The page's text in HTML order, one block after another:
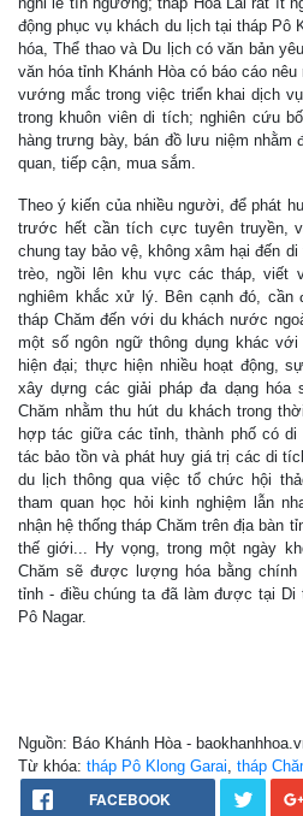
động phục vụ khách du lịch tại tháp Pô
hóa, Thể thao và Du lịch có văn bản
văn hóa tỉnh Khánh Hòa có báo cáo
vướng mắc trong việc triển khai dịch
trong khuôn viên di tích; nghiên cứu
hàng trưng bày, bán đồ lưu niệm nhằm
quan, tiếp cận, mua sắm.
Theo ý kiến của nhiều người, để phát
trước hết cần tích cực tuyên truyền,
chung tay bảo vệ, không xâm hại đến
trèo, ngồi lên khu vực các tháp, viết
nghiêm khắc xử lý. Bên cạnh đó, cần
tháp Chăm đến với du khách nước
một số ngôn ngữ thông dụng khác
hiện đại; thực hiện nhiều hoạt động,
xây dựng các giải pháp đa dạng hóa
Chăm nhằm thu hút du khách trong
hợp tác giữa các tỉnh, thành phố có di
tác bảo tồn và phát huy giá trị các di
du lịch thông qua việc tổ chức hội
tham quan học hỏi kinh nghiệm lẫn
nhận hệ thống tháp Chăm trên địa bàn
thế giới... Hy vọng, trong một ngày
Chăm sẽ được lượng hóa bằng chính
tỉnh - điều chúng ta đã làm được tại Di
Pô Nagar.
Nguồn: Báo Khánh Hòa -
Từ khóa: tháp Pô Klong Garai, tháp
FACEBOOK